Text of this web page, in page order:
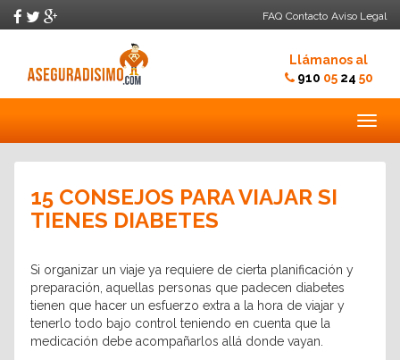
FAQ Contacto Aviso Legal
Llámanos al
910 0524 50
15 CONSEJOS PARA VIAJAR SI
TIENES DIABETES
Si organizar un viaje ya requiere de cierta planificación y
preparación, aquellas personas que padecen diabetes
tienen que hacer un esfuerzo extra a la hora de viajar y
tenerlo todo bajo control teniendo en cuenta que la
medicación debe acompañarlos allá donde vayan.